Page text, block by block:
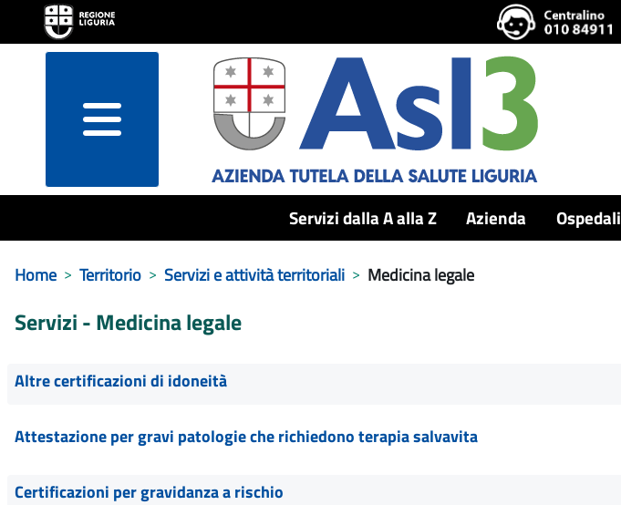
menu
Servizi dalla A alla Z Azienda Ospedali
Home Territorio Servizi e attività territoriali Medicina legale
Servizi - Medicina legale
Altre certificazioni di idoneità
Attestazione per gravi patologie che richiedono terapia salvavita
Certificazioni per gravidanza a rischio